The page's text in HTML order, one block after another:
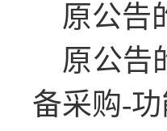
原公告
原公告
备采购-